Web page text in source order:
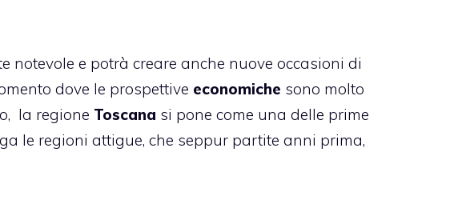
notevole e potrà creare anche nuove occasioni di
dove le prospettive economiche sono molto
la regione Toscana si pone come una delle prime
le regioni attigue, che seppur partite anni prima,